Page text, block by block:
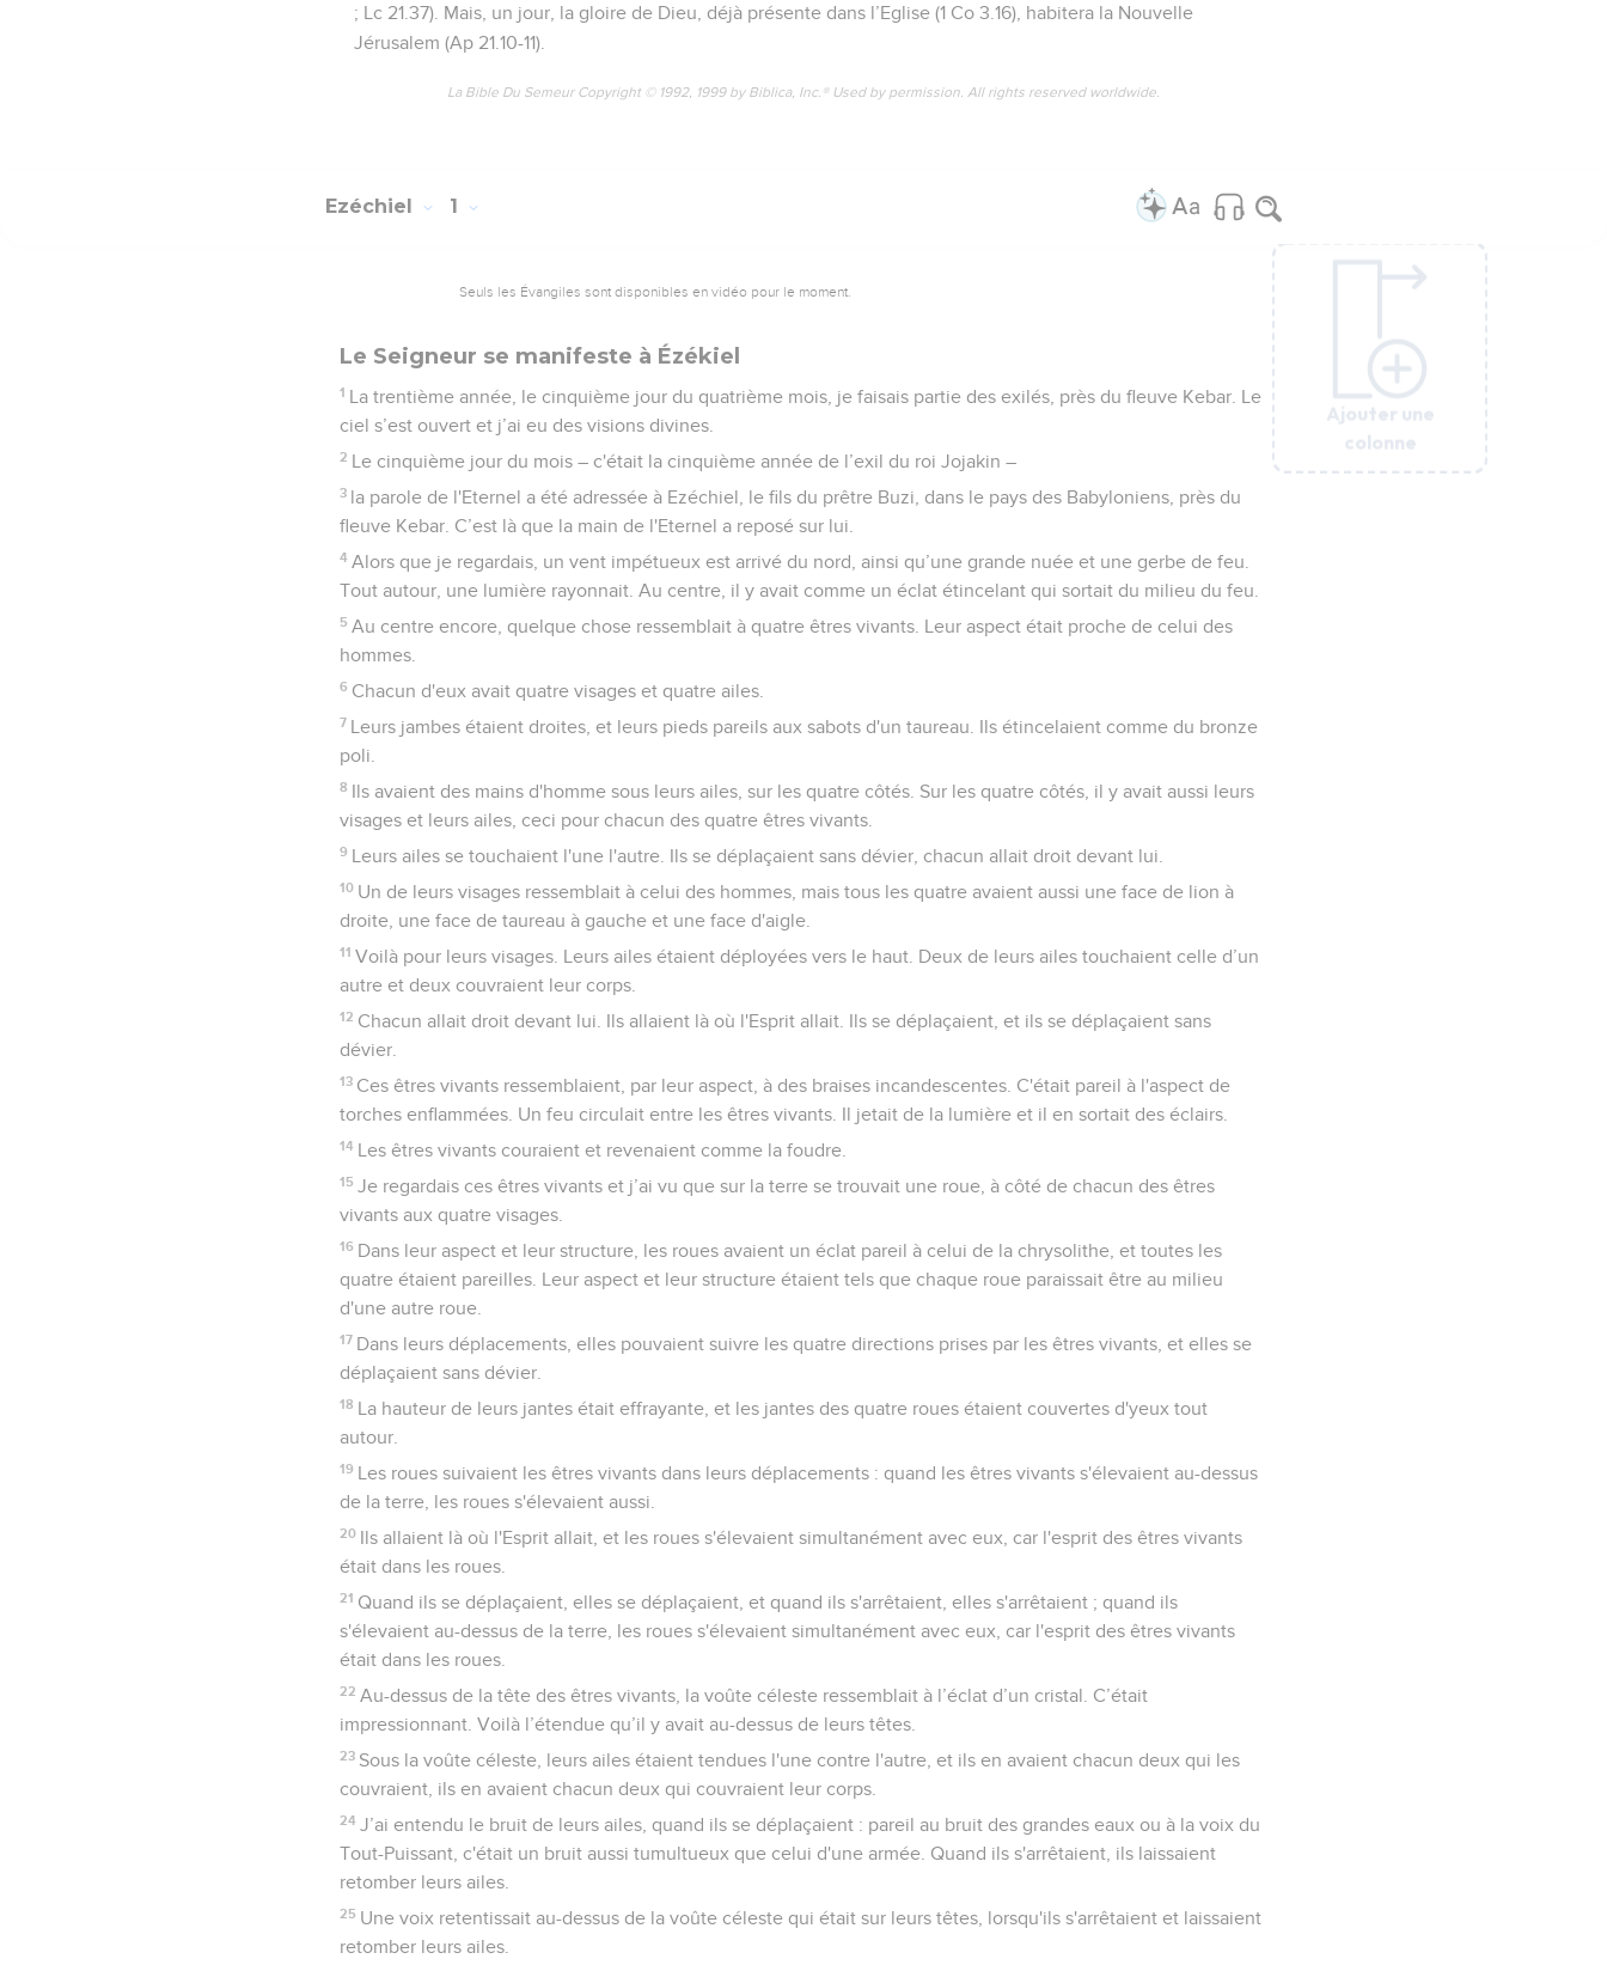
Ajouter une
colonne
; Lc 21.37). Mais, un jour, la gloire de Dieu, déjà présente dans l’Eglise (1 Co 3.16), habitera la Nouvelle
Jérusalem (Ap 21.10-11).
La Bible Du Semeur Copyright © 1992, 1999 by Biblica, Inc.® Used by permission. All rights reserved worldwide.
Ezéchiel 1
Seuls les Évangiles sont disponibles en vidéo pour le moment.
Le Seigneur se manifeste à Ézékiel
1 La trentième année, le cinquième jour du quatrième mois, je faisais partie des exilés, près du fleuve Kebar. Le
ciel s’est ouvert et j’ai eu des visions divines.
2 Le cinquième jour du mois – c'était la cinquième année de l’exil du roi Jojakin –
3 la parole de l'Eternel a été adressée à Ezéchiel, le fils du prêtre Buzi, dans le pays des Babyloniens, près du
fleuve Kebar. C’est là que la main de l'Eternel a reposé sur lui.
4 Alors que je regardais, un vent impétueux est arrivé du nord, ainsi qu’une grande nuée et une gerbe de feu.
Tout autour, une lumière rayonnait. Au centre, il y avait comme un éclat étincelant qui sortait du milieu du feu.
5 Au centre encore, quelque chose ressemblait à quatre êtres vivants. Leur aspect était proche de celui des
hommes.
6 Chacun d'eux avait quatre visages et quatre ailes.
7 Leurs jambes étaient droites, et leurs pieds pareils aux sabots d'un taureau. Ils étincelaient comme du bronze
poli.
8 Ils avaient des mains d'homme sous leurs ailes, sur les quatre côtés. Sur les quatre côtés, il y avait aussi leurs
visages et leurs ailes, ceci pour chacun des quatre êtres vivants.
9 Leurs ailes se touchaient l'une l'autre. Ils se déplaçaient sans dévier, chacun allait droit devant lui.
10 Un de leurs visages ressemblait à celui des hommes, mais tous les quatre avaient aussi une face de lion à
droite, une face de taureau à gauche et une face d'aigle.
11 Voilà pour leurs visages. Leurs ailes étaient déployées vers le haut. Deux de leurs ailes touchaient celle d’un
autre et deux couvraient leur corps.
12 Chacun allait droit devant lui. Ils allaient là où l'Esprit allait. Ils se déplaçaient, et ils se déplaçaient sans
dévier.
13 Ces êtres vivants ressemblaient, par leur aspect, à des braises incandescentes. C'était pareil à l'aspect de
torches enflammées. Un feu circulait entre les êtres vivants. Il jetait de la lumière et il en sortait des éclairs.
14 Les êtres vivants couraient et revenaient comme la foudre.
15 Je regardais ces êtres vivants et j’ai vu que sur la terre se trouvait une roue, à côté de chacun des êtres
vivants aux quatre visages.
16 Dans leur aspect et leur structure, les roues avaient un éclat pareil à celui de la chrysolithe, et toutes les
quatre étaient pareilles. Leur aspect et leur structure étaient tels que chaque roue paraissait être au milieu
d'une autre roue.
17 Dans leurs déplacements, elles pouvaient suivre les quatre directions prises par les êtres vivants, et elles se
déplaçaient sans dévier.
18 La hauteur de leurs jantes était effrayante, et les jantes des quatre roues étaient couvertes d'yeux tout
autour.
19 Les roues suivaient les êtres vivants dans leurs déplacements : quand les êtres vivants s'élevaient au-dessus
de la terre, les roues s'élevaient aussi.
20 Ils allaient là où l'Esprit allait, et les roues s'élevaient simultanément avec eux, car l'esprit des êtres vivants
était dans les roues.
21 Quand ils se déplaçaient, elles se déplaçaient, et quand ils s'arrêtaient, elles s'arrêtaient ; quand ils
s'élevaient au-dessus de la terre, les roues s'élevaient simultanément avec eux, car l'esprit des êtres vivants
était dans les roues.
22 Au-dessus de la tête des êtres vivants, la voûte céleste ressemblait à l’éclat d’un cristal. C’était
impressionnant. Voilà l’étendue qu’il y avait au-dessus de leurs têtes.
23 Sous la voûte céleste, leurs ailes étaient tendues l'une contre l'autre, et ils en avaient chacun deux qui les
couvraient, ils en avaient chacun deux qui couvraient leur corps.
24 J’ai entendu le bruit de leurs ailes, quand ils se déplaçaient : pareil au bruit des grandes eaux ou à la voix du
Tout-Puissant, c'était un bruit aussi tumultueux que celui d'une armée. Quand ils s'arrêtaient, ils laissaient
retomber leurs ailes.
25 Une voix retentissait au-dessus de la voûte céleste qui était sur leurs têtes, lorsqu'ils s'arrêtaient et laissaient
retomber leurs ailes.
Ajouter une
colonne
Ajouter une
colonne
Ajouter une
colonne
Ajouter une
colonne